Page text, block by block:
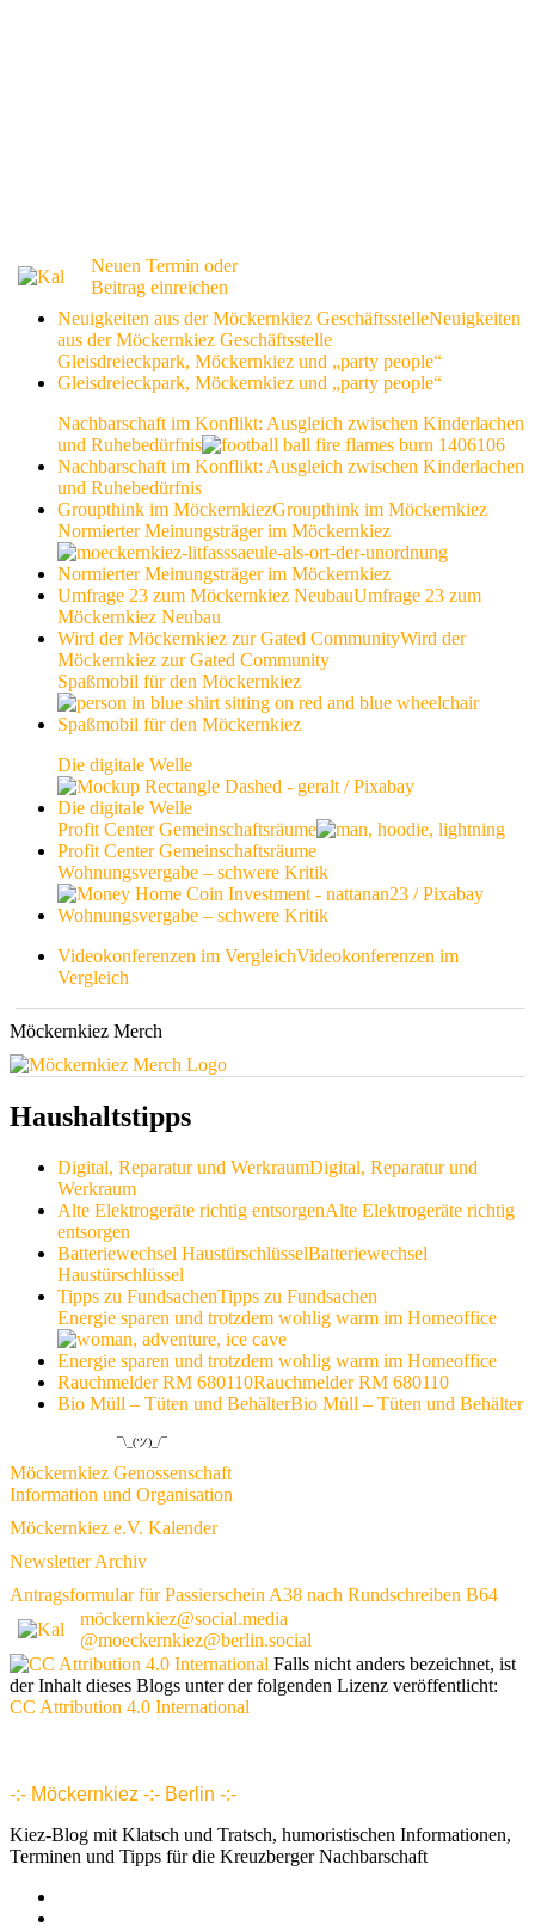
Neuen Termin oder
Beitrag einreichen
Neuigkeiten aus der Möckernkiez GeschäftsstelleNeuigkeiten
aus der Möckernkiez Geschäftsstelle
Gleisdreieckpark, Möckernkiez und „party people“
Gleisdreieckpark, Möckernkiez und „party people“
Nachbarschaft im Konflikt: Ausgleich zwischen Kinderlachen
und Ruhebedürfnis
Nachbarschaft im Konflikt: Ausgleich zwischen Kinderlachen
und Ruhebedürfnis
Groupthink im MöckernkiezGroupthink im Möckernkiez
Normierter Meinungsträger im Möckernkiez
Normierter Meinungsträger im Möckernkiez
Umfrage 23 zum Möckernkiez NeubauUmfrage 23 zum
Möckernkiez Neubau
Wird der Möckernkiez zur Gated CommunityWird der
Möckernkiez zur Gated Community
Spaßmobil für den Möckernkiez
Spaßmobil für den Möckernkiez
Die digitale Welle
Die digitale Welle
Profit Center Gemeinschaftsräume
Profit Center Gemeinschaftsräume
Wohnungsvergabe – schwere Kritik
Wohnungsvergabe – schwere Kritik
Videokonferenzen im VergleichVideokonferenzen im
Vergleich
Möckernkiez Merch
Haushaltstipps
Digital, Reparatur und WerkraumDigital, Reparatur und
Werkraum
Alte Elektrogeräte richtig entsorgenAlte Elektrogeräte richtig
entsorgen
Batteriewechsel HaustürschlüsselBatteriewechsel
Haustürschlüssel
Tipps zu FundsachenTipps zu Fundsachen
Energie sparen und trotzdem wohlig warm im Homeoffice
Energie sparen und trotzdem wohlig warm im Homeoffice
Rauchmelder RM 680110Rauchmelder RM 680110
Bio Müll – Tüten und BehälterBio Müll – Tüten und Behälter
¯\_(ツ)_/¯
Möckernkiez Genossenschaft
Information und Organisation
Möckernkiez e.V. Kalender
Newsletter Archiv
Antragsformular für Passierschein A38 nach Rundschreiben B64
möckernkiez@social.media
@moeckernkiez@berlin.social
Falls nicht anders bezeichnet, ist
der Inhalt dieses Blogs unter der folgenden Lizenz veröffentlicht:
CC Attribution 4.0 International
-:- Möckernkiez -:- Berlin -:-
Kiez-Blog mit Klatsch und Tratsch, humoristischen Informationen,
Terminen und Tipps für die Kreuzberger Nachbarschaft